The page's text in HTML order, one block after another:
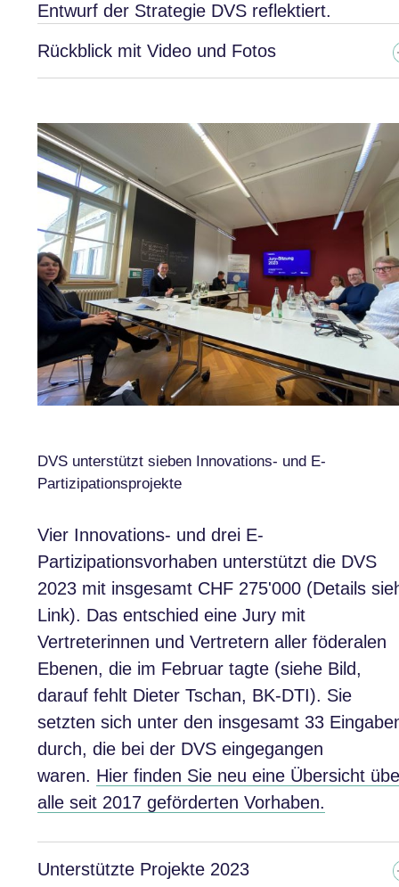
Entwurf der Strategie DVS reflektiert.
Rückblick mit Video und Fotos
DVS unterstützt sieben Innovations- und E-
Partizipationsprojekte
Vier Innovations- und drei E-
Partizipationsvorhaben unterstützt die DVS
2023 mit insgesamt CHF 275'000 (Details
Link). Das entschied eine Jury mit
Vertreterinnen und Vertretern aller föderalen
Ebenen, die im Februar tagte (siehe Bild,
darauf fehlt Dieter Tschan, BK-DTI). Sie
setzten sich unter den insgesamt 33
durch, die bei der DVS eingegangen
waren. Hier finden Sie neu eine Übersicht
alle seit 2017 geförderten Vorhaben.
Unterstützte Projekte 2023